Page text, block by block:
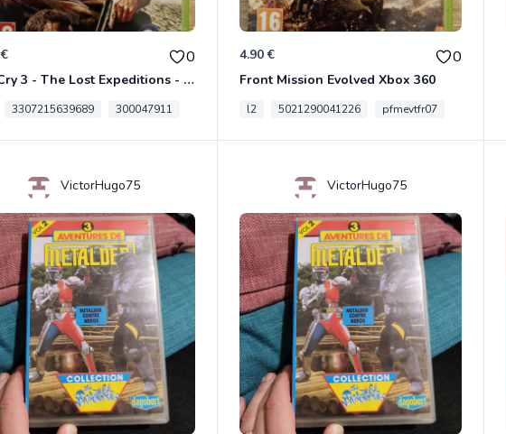
0
Far Cry 3 - The Lost Expeditions - Edition Spéciale Xbox 360
3307215639689 300047911
4.90 € 0
Front Mission Evolved Xbox 360
l2 5021290041226 pfmevtfr07
VictorHugo75 VictorHugo75